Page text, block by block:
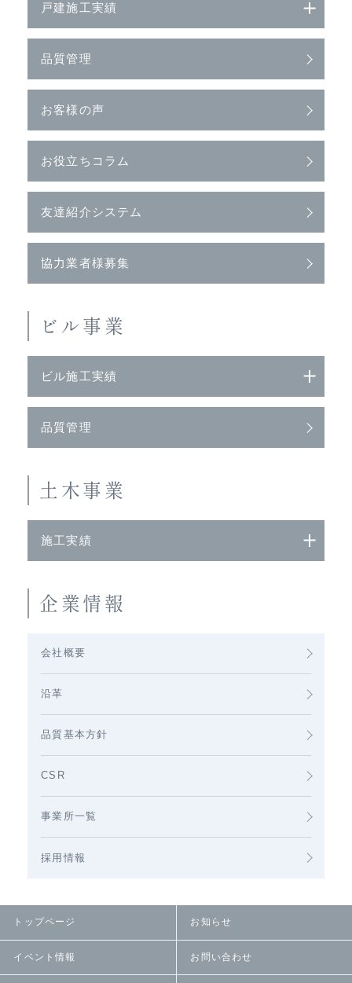
戸建施工実績
品質管理
お客様の声
お役立ちコラム
友達紹介システム
協力業者様募集
ビル事業
ビル施工実績
品質管理
土木事業
施工実績
企業情報
会社概要
沿革
品質基本方針
CSR
事業所一覧
採用情報
トップページ お知らせ
イベント情報 お問い合わせ